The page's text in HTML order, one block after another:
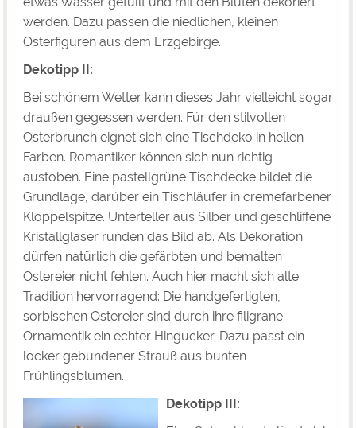
werden. Dazu passen die niedlichen, kleinen
Osterfiguren aus dem Erzgebirge.
Dekotipp II:
Bei schönem Wetter kann dieses Jahr vielleicht sogar
draußen gegessen werden. Für den stilvollen
Osterbrunch eignet sich eine Tischdeko in hellen
Farben. Romantiker können sich nun richtig
austoben. Eine pastellgrüne Tischdecke bildet die
Grundlage, darüber ein Tischläufer in cremefarbener
Klöppelspitze. Unterteller aus Silber und geschliffene
Kristallgläser runden das Bild ab. Als Dekoration
dürfen natürlich die gefärbten und bemalten
Ostereier nicht fehlen. Auch hier macht sich alte
Tradition hervorragend: Die handgefertigten,
sorbischen Ostereier sind durch ihre filigrane
Ornamentik ein echter Hingucker. Dazu passt ein
locker gebundener Strauß aus bunten
Frühlingsblumen.
Dekotipp III: